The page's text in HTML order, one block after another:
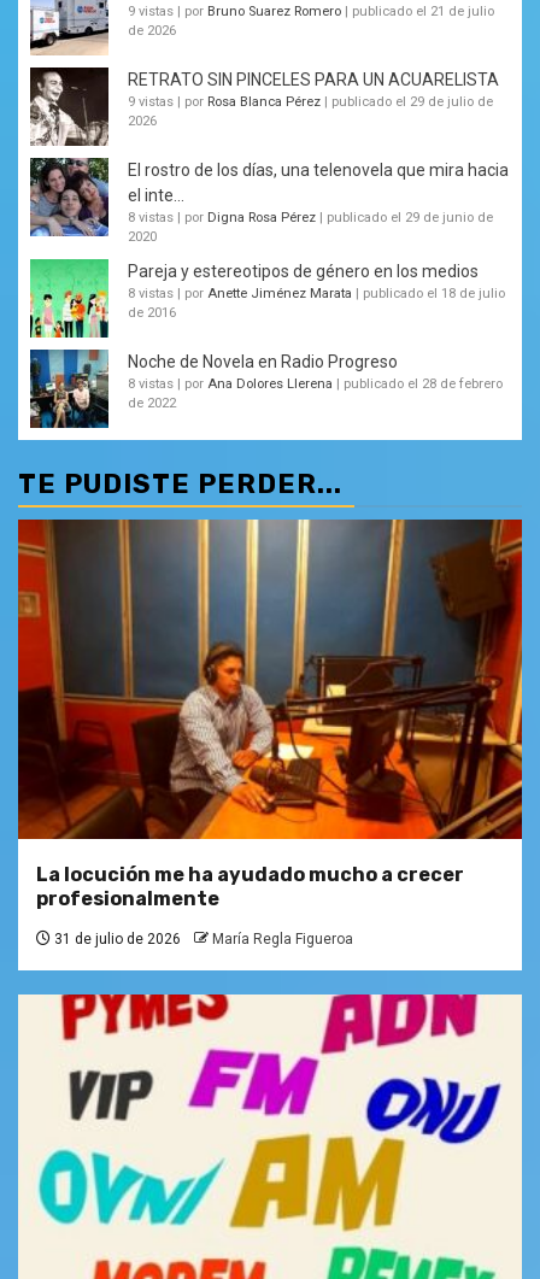
9 vistas | por Bruno Suarez Romero | publicado el 21 de julio
de 2026
RETRATO SIN PINCELES PARA UN ACUARELISTA
9 vistas | por Rosa Blanca Pérez | publicado el 29 de julio de
2026
El rostro de los días, una telenovela que mira hacia
el inte...
8 vistas | por Digna Rosa Pérez | publicado el 29 de junio de
2020
Pareja y estereotipos de género en los medios
8 vistas | por Anette Jiménez Marata | publicado el 18 de julio
de 2016
Noche de Novela en Radio Progreso
8 vistas | por Ana Dolores Llerena | publicado el 28 de febrero
de 2022
TE PUDISTE PERDER...
La locución me ha ayudado mucho a crecer
profesionalmente
31 de julio de 2026 María Regla Figueroa